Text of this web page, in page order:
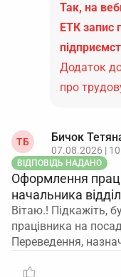
Так, на
ЕТК запис
Додаток
про
ТБ Бичок
07.08.2026 |
ВІДПОВІДЬ НАДАНО
Оформлення
начальника
Вітаю.! Підкажіть,
працівника на
Переведення,